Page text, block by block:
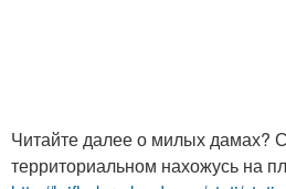
Читайте далее о милых дамах?
территориальном нахожусь на